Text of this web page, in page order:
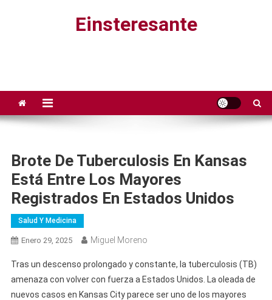
Einsteresante
Brote De Tuberculosis En Kansas
Está Entre Los Mayores
Registrados En Estados Unidos
Salud Y Medicina
Enero 29, 2025 Miguel Moreno
Tras un descenso prolongado y constante, la tuberculosis (TB)
amenaza con volver con fuerza a Estados Unidos. La oleada de
nuevos casos en Kansas City parece ser uno de los mayores